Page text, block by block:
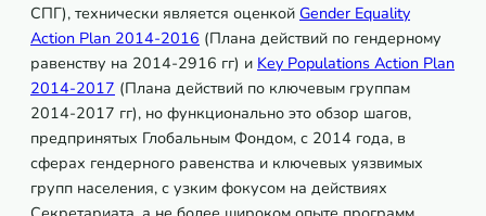
СПГ), технически является оценкой Gender Equality
Action Plan 2014-2016 (Плана действий по гендерному
равенству на 2014-2916 гг) и Key Populations Action Plan
2014-2017 (Плана действий по ключевым группам
2014-2017 гг), но функционально это обзор шагов,
предпринятых Глобальным Фондом, с 2014 года, в
сферах гендерного равенства и ключевых уязвимых
групп населения, с узким фокусом на действиях